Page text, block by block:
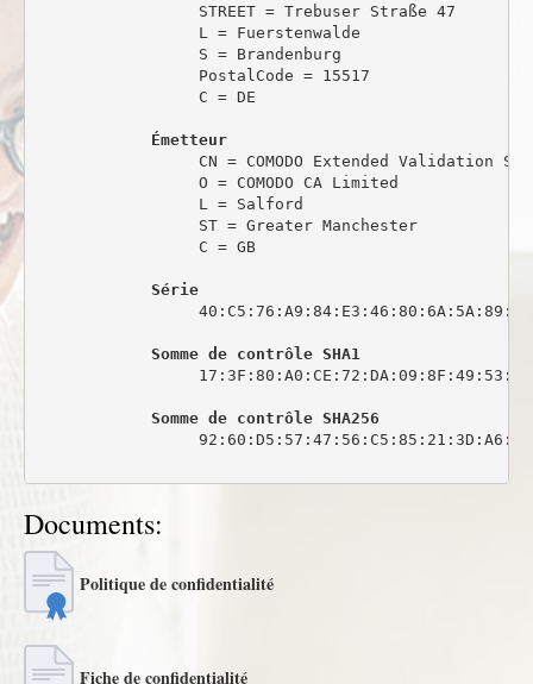
                 STREET = Trebuser Straße 47
                 L = Fuerstenwalde
                 S = Brandenburg
                 PostalCode = 15517
                 C = DE
Émetteur
CN = COMODO Extended Validation
                 O = COMODO CA Limited
                 L = Salford
                 ST = Greater Manchester
                 C = GB
Série
Somme de contrôle SHA1
Somme de contrôle SHA256
Documents:
Politique de confidentialité
Fiche de confidentialité